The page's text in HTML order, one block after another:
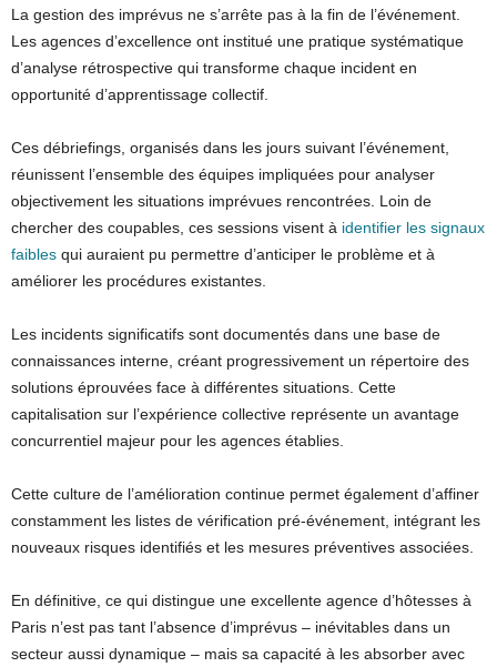
La gestion des imprévus ne s’arrête pas à la fin de l’événement.
Les agences d’excellence ont institué une pratique systématique
d’analyse rétrospective qui transforme chaque incident en
opportunité d’apprentissage collectif.
Ces débriefings, organisés dans les jours suivant l’événement,
réunissent l’ensemble des équipes impliquées pour analyser
objectivement les situations imprévues rencontrées. Loin de
chercher des coupables, ces sessions visent à identifier les signaux
faibles qui auraient pu permettre d’anticiper le problème et à
améliorer les procédures existantes.
Les incidents significatifs sont documentés dans une base de
connaissances interne, créant progressivement un répertoire des
solutions éprouvées face à différentes situations. Cette
capitalisation sur l’expérience collective représente un avantage
concurrentiel majeur pour les agences établies.
Cette culture de l’amélioration continue permet également d’affiner
constamment les listes de vérification pré-événement, intégrant les
nouveaux risques identifiés et les mesures préventives associées.
En définitive, ce qui distingue une excellente agence d’hôtesses à
Paris n’est pas tant l’absence d’imprévus – inévitables dans un
secteur aussi dynamique – mais sa capacité à les absorber avec